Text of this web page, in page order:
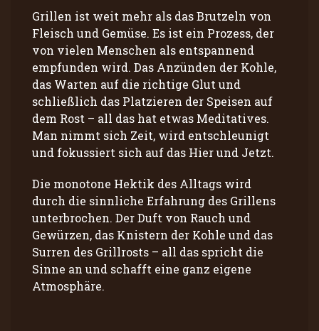
Grillen ist weit mehr als das Brutzeln von
Fleisch und Gemüse. Es ist ein Prozess, der
von vielen Menschen als entspannend
empfunden wird. Das Anzünden der Kohle,
das Warten auf die richtige Glut und
schließlich das Platzieren der Speisen auf
dem Rost – all das hat etwas Meditatives.
Man nimmt sich Zeit, wird entschleunigt
und fokussiert sich auf das Hier und Jetzt.
Die monotone Hektik des Alltags wird
durch die sinnliche Erfahrung des Grillens
unterbrochen. Der Duft von Rauch und
Gewürzen, das Knistern der Kohle und das
Surren des Grillrosts – all das spricht die
Sinne an und schafft eine ganz eigene
Atmosphäre.